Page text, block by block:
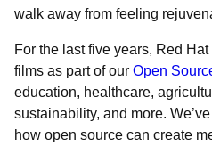
walk away from feeling
For the last five years, Red
films as part of our Open
education, healthcare,
sustainability, and more.
how open source can create